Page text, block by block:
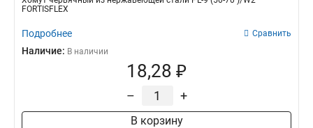
FORTISFLEX
Подробнее Сравнить
Наличие: В наличии
18,28 ₽
– +
В корзину